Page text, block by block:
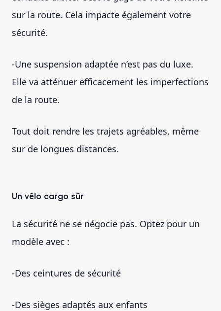
sur la route. Cela impacte également votre
sécurité.
-Une suspension adaptée n’est pas du luxe.
Elle va atténuer efficacement les imperfections
de la route.
Tout doit rendre les trajets agréables, même
sur de longues distances.
Un vélo cargo sûr
La sécurité ne se négocie pas. Optez pour un
modèle avec :
-Des ceintures de sécurité
-Des sièges adaptés aux enfants